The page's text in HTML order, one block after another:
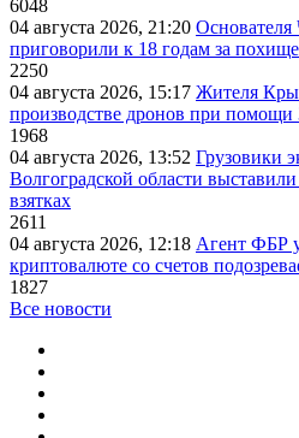
6048
04 августа 2026, 21:20
приговорили к 18 годам за
2250
04 августа 2026, 15:17 Жителя
производстве дронов при помощи
1968
04 августа 2026, 13:52 Грузовики
Волгоградской области
взятках
2611
04 августа 2026, 12:18 Агент ФБР
криптовалюте со счетов
1827
Все новости